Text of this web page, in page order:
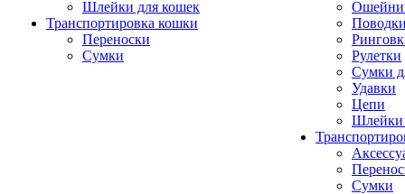
Шлейки для кошек
Транспортировка кошки
Переноски
Сумки
Рулетки
Сумки
Удавки
Цепи
Шлейки
Сумки